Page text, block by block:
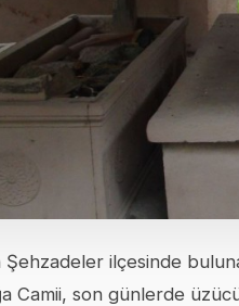
Şehzadeler ilçesinde
Camii, son günlerde